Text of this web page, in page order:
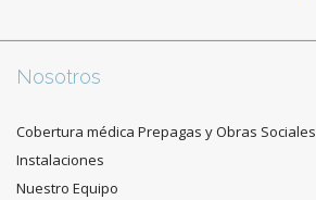
Nosotros
Cobertura médica Prepagas y Obras Sociales
Instalaciones
Nuestro Equipo